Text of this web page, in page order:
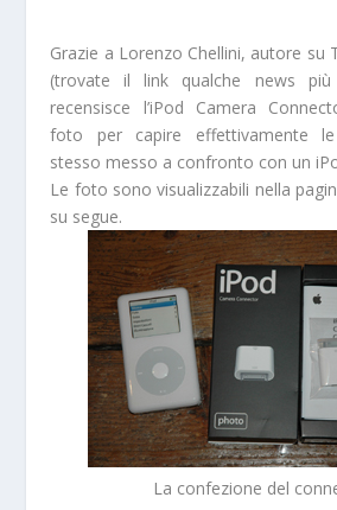
Grazie a Lorenzo Chellini, autore su
(trovate il link qualche news
recensisce l’iPod Camera
foto per capire effettivamente
stesso messo a confronto con un
Le foto sono visualizzabili nella
su segue.
La confezione del